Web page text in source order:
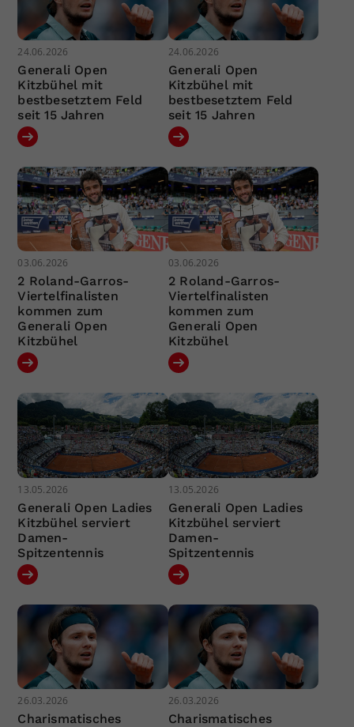
24.06.2026
Generali Open
Kitzbühel mit
bestbesetztem Feld
seit 15 Jahren
24.06.2026
Generali Open
Kitzbühel mit
bestbesetztem Feld
seit 15 Jahren
03.06.2026
2 Roland-Garros-
Viertelfinalisten
kommen zum
Generali Open
Kitzbühel
03.06.2026
2 Roland-Garros-
Viertelfinalisten
kommen zum
Generali Open
Kitzbühel
13.05.2026
Generali Open Ladies
Kitzbühel serviert
Damen-
Spitzentennis
13.05.2026
Generali Open Ladies
Kitzbühel serviert
Damen-
Spitzentennis
26.03.2026
Charismatisches
26.03.2026
Charismatisches